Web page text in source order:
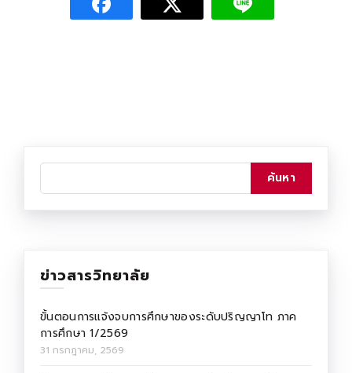
ข่าวสารวิทยาลัย
ขั้นตอนการแจ้งจบการศึกษาของระดับปริญญาโท ภาค
การศึกษา 1/2569
31 กรกฎาคม, 2569